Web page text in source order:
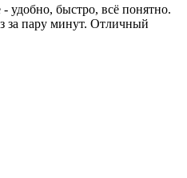
удобно, быстро, всё понятно.
за пару минут. Отличный